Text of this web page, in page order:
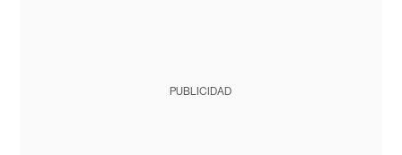
PUBLICIDAD